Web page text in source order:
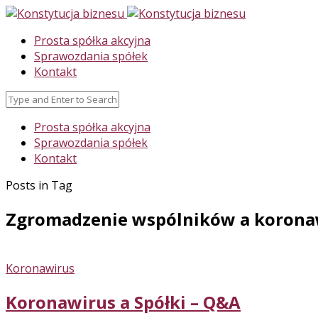
Prosta spółka akcyjna
Sprawozdania spółek
Kontakt
Prosta spółka akcyjna
Sprawozdania spółek
Kontakt
Posts in Tag
Zgromadzenie wspólników a
Koronawirus
Koronawirus a Spółki – Q&A